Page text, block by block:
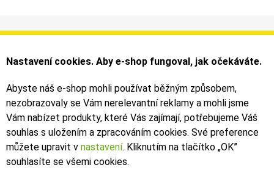
Informace
Obchodní podmínky
Můj účet
Faktury
Bezpečné on-line platby dodává ComGate
Nastavení cookies. Aby e-shop fungoval, jak očekáváte.
Abyste náš e-shop mohli používat běžným způsobem,
nezobrazovaly se Vám nerelevantní reklamy a mohli jsme
Vám nabízet produkty, které Vás zajímají, potřebujeme Váš
souhlas s uložením a zpracováním cookies. Své preference
můžete upravit v nastavení. Kliknutím na tlačítko „OK”
souhlasíte se všemi cookies.